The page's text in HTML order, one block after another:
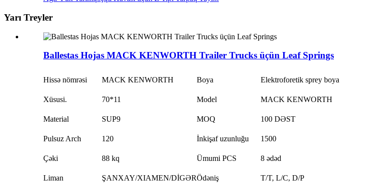
Yarı Treyler
Ballestas Hojas MACK KENWORTH Trailer Trucks üçün Leaf Springs
Hissə nömrəsi MACK KENWORTH Boya Elektroforetik sprey boya
Xüsusi. 70*11 Model MACK KENWORTH
Material SUP9 MOQ 100 DƏST
Pulsuz Arch 120 İnkişaf uzunluğu 1500
Çəki 88 kq Ümumi PCS 8 ədəd
Liman ŞANXAY/XIAMEN/DİGƏRÖdəniş T/T, L/C, D/P